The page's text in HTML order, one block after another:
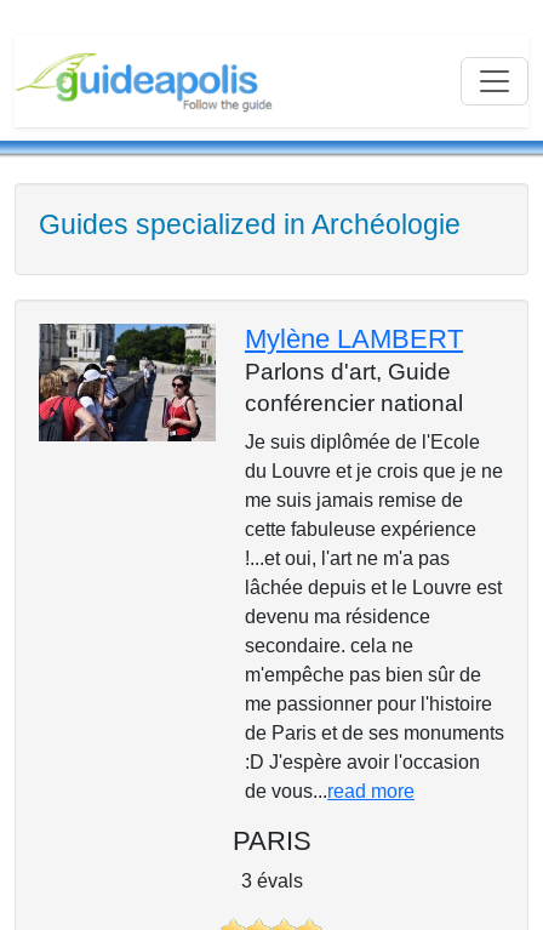
Guides specialized in Archéologie
Mylène LAMBERT
Parlons d'art, Guide
conférencier national
Je suis diplômée de l'Ecole
du Louvre et je crois que je ne
me suis jamais remise de
cette fabuleuse expérience
!...et oui, l'art ne m'a pas
lâchée depuis et le Louvre est
devenu ma résidence
secondaire. cela ne
m'empêche pas bien sûr de
me passionner pour l'histoire
de Paris et de ses monuments
:D J'espère avoir l'occasion
de vous...read more
PARIS
3 évals